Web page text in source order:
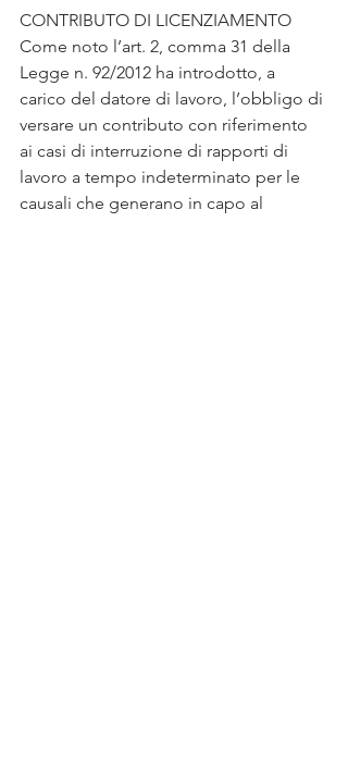
CONTRIBUTO DI LICENZIAMENTO
Come noto l’art. 2, comma 31 della
Legge n. 92/2012 ha introdotto, a
carico del datore di lavoro, l’obbligo di
versare un contributo con riferimento
ai casi di interruzione di rapporti di
lavoro a tempo indeterminato per le
causali che generano in capo al